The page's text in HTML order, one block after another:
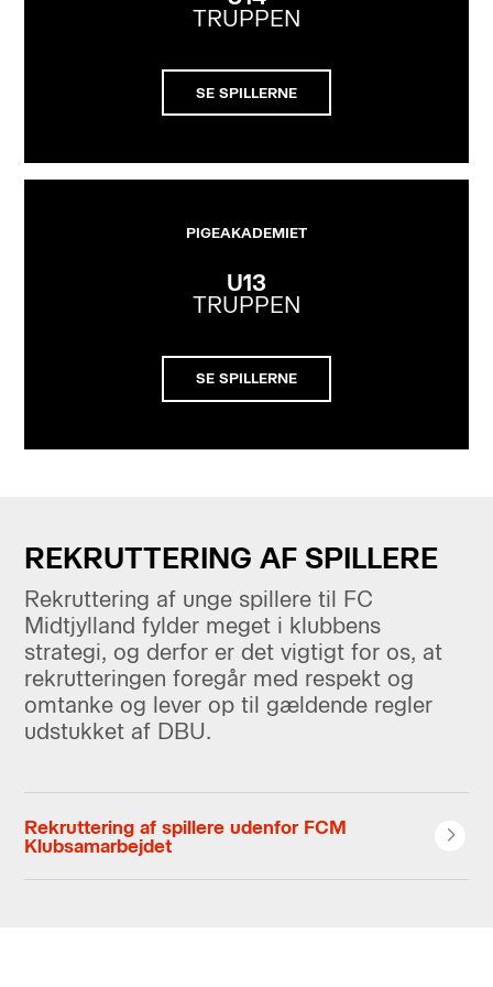
TRUPPEN
SE SPILLERNE
PIGEAKADEMIET
U13
TRUPPEN
SE SPILLERNE
REKRUTTERING AF SPILLERE
Rekruttering af unge spillere til FC
Midtjylland fylder meget i klubbens
strategi, og derfor er det vigtigt for os, at
rekrutteringen foregår med respekt og
omtanke og lever op til gældende regler
udstukket af DBU.
Rekruttering af spillere udenfor FCM
Klubsamarbejdet
Mange børn og unge drømmer om en tilværelse som